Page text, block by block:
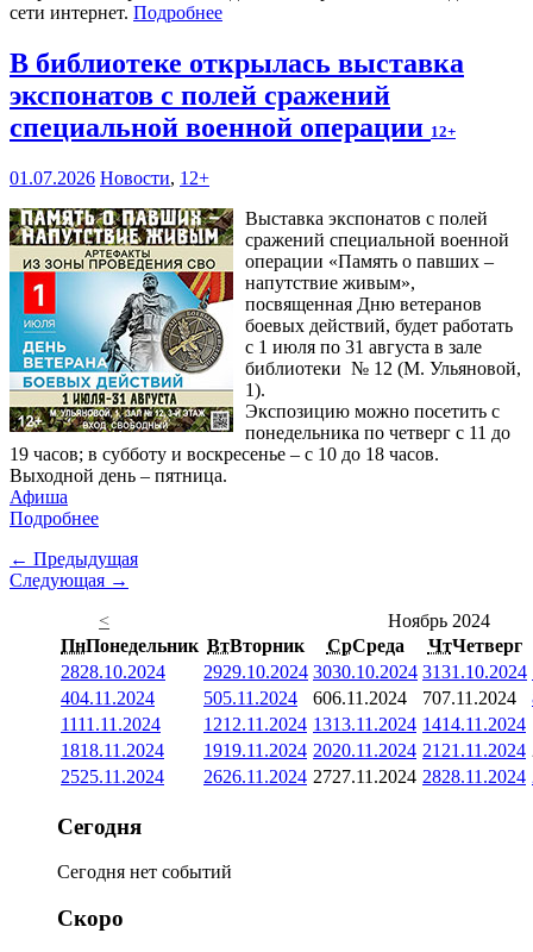
сети интернет. Подробнее
В библиотеке открылась выставка
экспонатов с полей сражений
специальной военной операции 12+
01.07.2026 Новости, 12+
Выставка экспонатов с полей
сражений специальной военной
операции «Память о павших –
напутствие живым»,
посвященная Дню ветеранов
боевых действий, будет работать
с 1 июля по 31 августа в зале
библиотеки № 12 (М. Ульяновой,
1).
Экспозицию можно посетить с
понедельника по четверг с 11 до
19 часов; в субботу и воскресенье – с 10 до 18 часов.
Выходной день – пятница.
Афиша
Подробнее
← Предыдущая
Следующая →
<
Ноябрь 2024
ПнПонедельник ВтВторник СрСреда ЧтЧетверг
2828.10.2024 2929.10.2024 3030.10.2024 3131.10.2024
404.11.2024 505.11.2024 606.11.2024 707.11.2024
1111.11.2024 1212.11.2024 1313.11.2024 1414.11.2024
1818.11.2024 1919.11.2024 2020.11.2024 21 21.11.2024
2525.11.2024 2626.11.2024 2727.11.2024 2828.11.2024
Сегодня
Сегодня нет событий
Скоро